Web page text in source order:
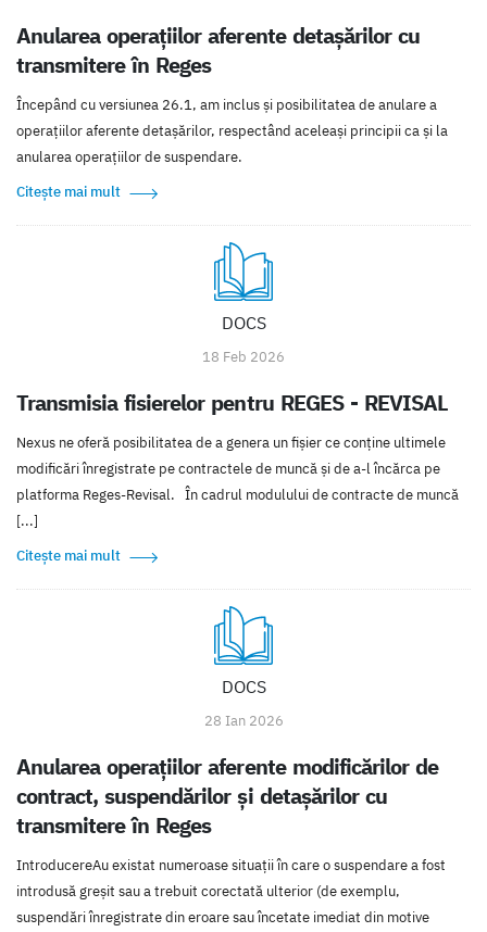
Anularea operațiilor aferente detașărilor cu
transmitere în Reges
Începând cu versiunea 26.1, am inclus și posibilitatea de anulare a
operațiilor aferente detașărilor, respectând aceleași principii ca și la
anularea operațiilor de suspendare.
Citește mai mult
DOCS
18 Feb 2026
Transmisia fisierelor pentru REGES - REVISAL
Nexus ne oferă posibilitatea de a genera un fișier ce conține ultimele
modificări înregistrate pe contractele de muncă și de a-l încărca pe
platforma Reges-Revisal. În cadrul modulului de contracte de muncă
[...]
Citește mai mult
DOCS
28 Ian 2026
Anularea operațiilor aferente modificărilor de
contract, suspendărilor și detașărilor cu
transmitere în Reges
IntroducereAu existat numeroase situații în care o suspendare a fost
introdusă greșit sau a trebuit corectată ulterior (de exemplu,
suspendări înregistrate din eroare sau încetate imediat din motive